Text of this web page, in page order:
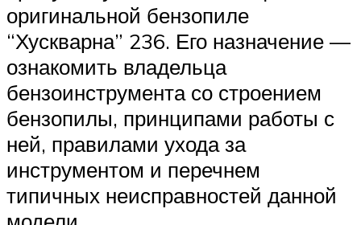
оригинальной бензопиле
“Хускварна” 236. Его назначение —
ознакомить владельца
бензоинструмента со строением
бензопилы, принципами работы с
ней, правилами ухода за
инструментом и перечнем
типичных неисправностей данной